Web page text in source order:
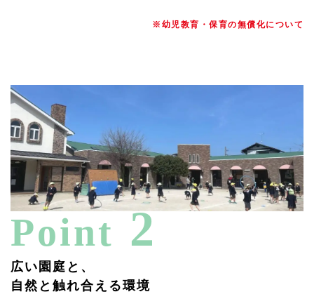
※幼児教育・保育の無償化について
Point2
広い園庭と、
自然と触れ合える環境